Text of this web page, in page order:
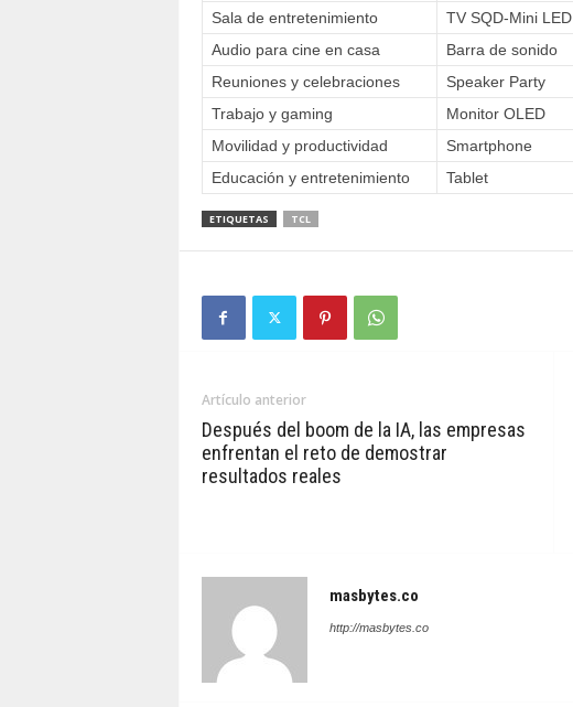
Sala de entretenimiento
TV SQD-Mini LED
Audio para cine en casa
Barra de sonido
Reuniones y celebraciones
Speaker Party
Trabajo y gaming
Monitor OLED
Movilidad y productividad
Smartphone
Educación y entretenimiento
Tablet
ETIQUETAS TCL
Artículo anterior
Después del boom de la IA, las empresas
enfrentan el reto de demostrar
resultados reales
masbytes.co
http://masbytes.co